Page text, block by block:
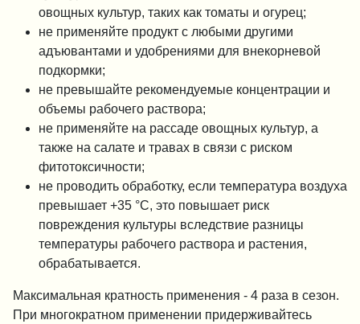
овощных культур, таких как томаты и огурец;
не применяйте продукт с любыми другими
адъювантами и удобрениями для внекорневой
подкормки;
не превышайте рекомендуемые концентрации и
объемы рабочего раствора;
не применяйте на рассаде овощных культур, а
также на салате и травах в связи с риском
фитотоксичности;
не проводить обработку, если температура воздуха
превышает +35 °C, это повышает риск
повреждения культуры вследствие разницы
температуры рабочего раствора и растения,
обрабатывается.
Максимальная кратность применения - 4 раза в сезон.
При многократном применении придерживайтесь